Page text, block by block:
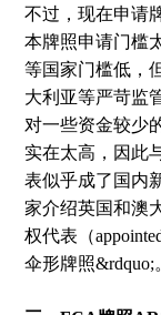
不过，现在申请
本牌照申请门槛
等国家门槛低，
大利亚等严苛监
对一些资金较少
实在太高，因此
表似乎成了国内
家介绍英国和澳
权代表（
伞形牌照&rdquo;